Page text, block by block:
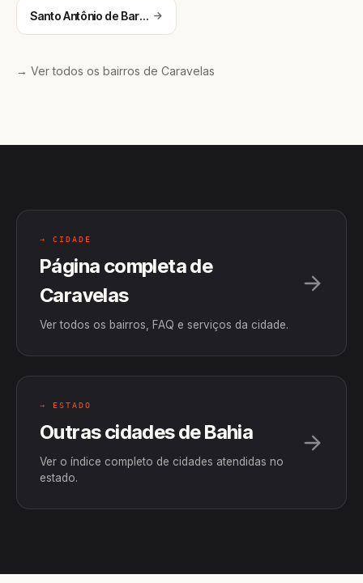
Santo Antônio de Barcelona
→ Ver todos os bairros de Caravelas
→ CIDADE
Página completa de
Caravelas
Ver todos os bairros, FAQ e serviços da cidade.
→ ESTADO
Outras cidades de Bahia
Ver o índice completo de cidades atendidas no
estado.